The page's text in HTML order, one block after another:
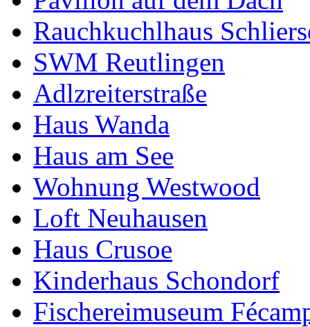
Rauchkuchlhaus
SWM Reutlingen
Adlzreiterstraße
Haus Wanda
Haus am See
Wohnung Westwood
Loft Neuhausen
Haus Crusoe
Kinderhaus Schondorf
Fischereimuseum